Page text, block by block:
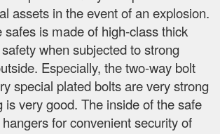
assets in the event of an explosion.
safes is made of high-class thick
when subjected to strong
Especially, the two-way bolt
special plated bolts are very strong
is very good. The inside of the safe
for convenient security of